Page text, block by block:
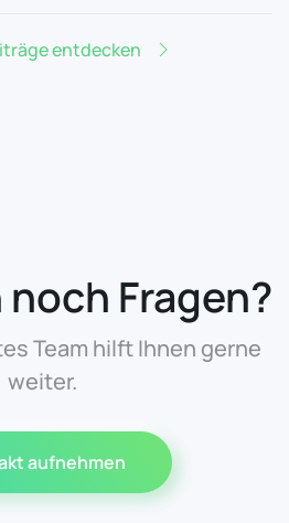
entdecken
Fragen?
Team hilft Ihnen gerne
weiter.
aufnehmen